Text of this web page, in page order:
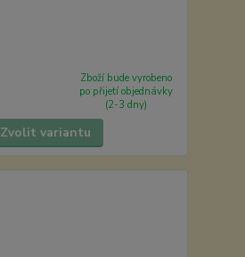
Zboží bude vyrobeno
po přijetí objednávky
(2-3 dny)
Zvolit variantu